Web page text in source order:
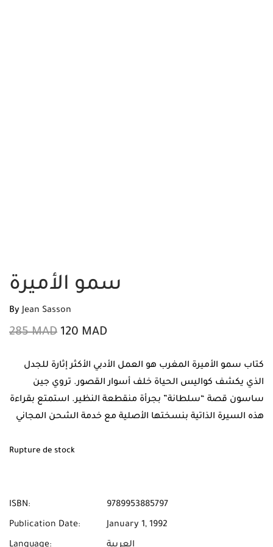
سمو الأميرة
By Jean Sasson
285MAD 120 MAD
كتاب سمو الأميرة المغرب هو العمل الأدبي الأكثر إثارة للجدل
الذي يكشف كواليس الحياة خلف أسوار القصور. تروي جين
ساسون قصة “سلطانة” بجرأة منقطعة النظير. استمتع بقراءة
هذه السيرة الذاتية بنسختها الأصلية مع خدمة الشحن المجاني
Rupture de stock
ISBN: 9789953885797
Publication Date: January 1, 1992